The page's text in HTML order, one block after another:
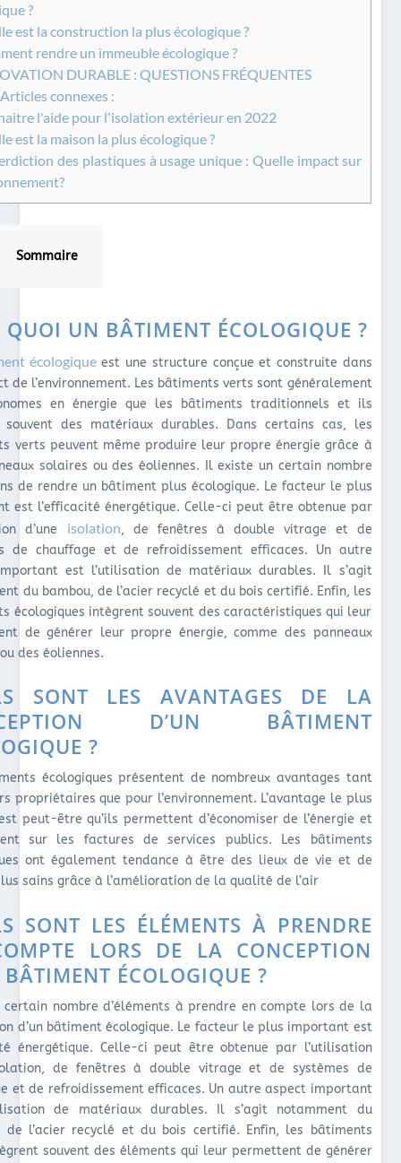
?
est la construction la plus écologique ?
rendre un immeuble écologique ?
DURABLE : QUESTIONS FRÉQUENTES
connexes :
l'aide pour l'isolation extérieur en 2022
est la maison la plus écologique ?
des plastiques à usage unique : Quelle impact sur
Sommaire
QUOI UN BÂTIMENT ÉCOLOGIQUE ?
écologiqueest une structure conçue et construite dans
de l’environnement. Les bâtiments verts sont généralement
en énergie que les bâtiments traditionnels et ils
souvent des matériaux durables. Dans certains cas, les
verts peuvent même produire leur propre énergie grâce à
solaires ou des éoliennes. Il existe un certain nombre
de rendre un bâtiment plus écologique. Le facteur le plus
est l’efficacité énergétique. Celle-ci peut être obtenue par
d’une isolation, de fenêtres à double vitrage et de
de chauffage et de refroidissement efficaces. Un autre
est l’utilisation de matériaux durables. Il s’agit
du bambou, de l’acier recyclé et du bois certifié. Enfin, les
écologiques intègrent souvent des caractéristiques qui leur
de générer leur propre énergie, comme des panneaux
des éoliennes.
SONT LES AVANTAGES DE LA
D’UN BÂTIMENT
?
écologiques présentent de nombreux avantages tant
propriétaires que pour l’environnement. L’avantage le plus
peut-être qu’ils permettent d’économiser de l’énergie et
sur les factures de services publics. Les bâtiments
ont également tendance à être des lieux de vie et de
sains grâce à l’amélioration de la qualité de l’air
SONT LES ÉLÉMENTS À PRENDRE
LORS DE LA CONCEPTION
BÂTIMENT ÉCOLOGIQUE ?
nombre d’éléments à prendre en compte lors de la
d’un bâtiment écologique. Le facteur le plus important est
énergétique. Celle-ci peut être obtenue par l’utilisation
de fenêtres à double vitrage et de systèmes de
et de refroidissement efficaces. Un autre aspect important
de matériaux durables. Il s’agit notamment du
de l’acier recyclé et du bois certifié. Enfin, les bâtiments
souvent des éléments qui leur permettent de générer